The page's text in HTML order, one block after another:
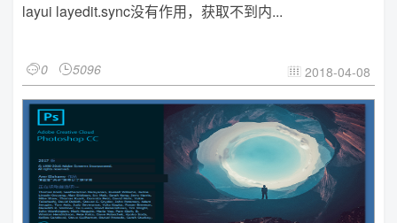
layui layedit.sync没有作用，获取不到内...
0 5096  2018-04-08